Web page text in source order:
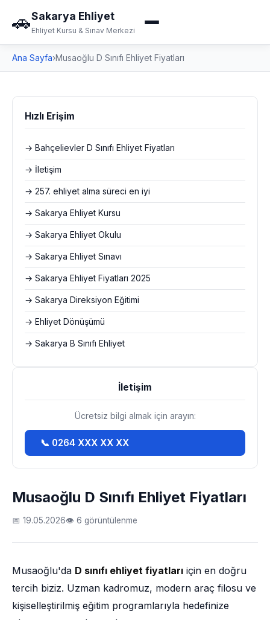
🚗Sakarya Ehliyet
Ehliyet Kursu & Sınav Merkezi
Ana Sayfa›Musaoğlu D Sınıfı Ehliyet Fiyatları
Musaoğlu D Sınıfı Ehliyet Fiyatları
📅 19.05.2026👁 6 görüntülenme
Musaoğlu'da D sınıfı ehliyet fiyatları için en doğru
tercih biziz. Uzman kadromuz, modern araç filosu ve
kişiselleştirilmiş eğitim programlarıyla hedefinize
Hızlı Erişim
→ Bahçelievler D Sınıfı Ehliyet Fiyatları
→ İletişim
→ 257. ehliyet alma süreci en iyi
→ Sakarya Ehliyet Kursu
→ Sakarya Ehliyet Okulu
→ Sakarya Ehliyet Sınavı
→ Sakarya Ehliyet Fiyatları 2025
→ Sakarya Direksiyon Eğitimi
→ Ehliyet Dönüşümü
→ Sakarya B Sınıfı Ehliyet
İletişim
Ücretsiz bilgi almak için arayın:
📞 0264 XXX XX XX